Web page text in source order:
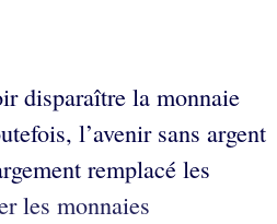
disparaître la monnaie
l’avenir sans argent
remplacé les
les monnaies